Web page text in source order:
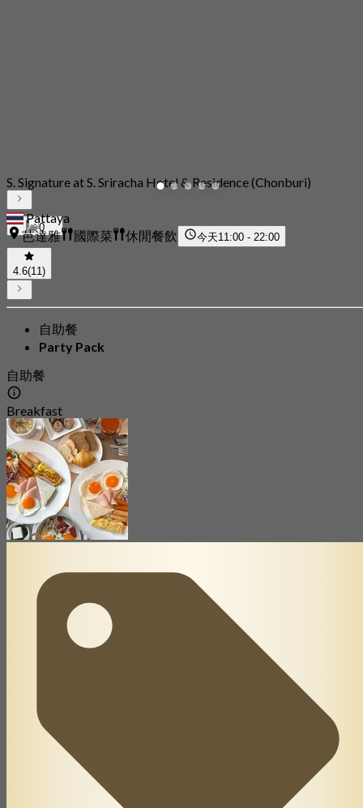
0
S. Signature at S. Sriracha Hotel & Residence (Chonburi)
Pattaya
芭達雅
國際菜 休閒餐飲 今天11:00 - 22:00
4.6(11)
自助餐
Party Pack
自助餐
Breakfast